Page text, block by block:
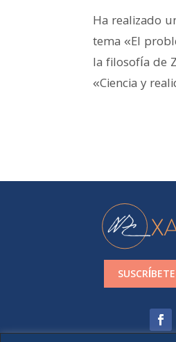
Ha realizado
tema «El
la filosofía de
«Ciencia y